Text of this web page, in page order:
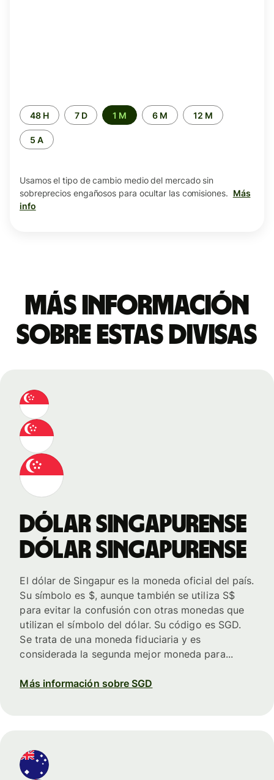
Periodo
de
tiempo
48 H 7 D 1 M 6 M 12 M
5 A
Usamos el tipo de cambio medio del mercado sin
sobreprecios engañosos para ocultar las comisiones. Más
info
Más información
sobre estas divisas
dólar singapurense
dólar singapurense
El dólar de Singapur es la moneda oficial del país.
Su símbolo es $, aunque también se utiliza S$
para evitar la confusión con otras monedas que
utilizan el símbolo del dólar. Su código es SGD.
Se trata de una moneda fiduciaria y es
considerada la segunda mejor moneda para...
Más información sobre SGD